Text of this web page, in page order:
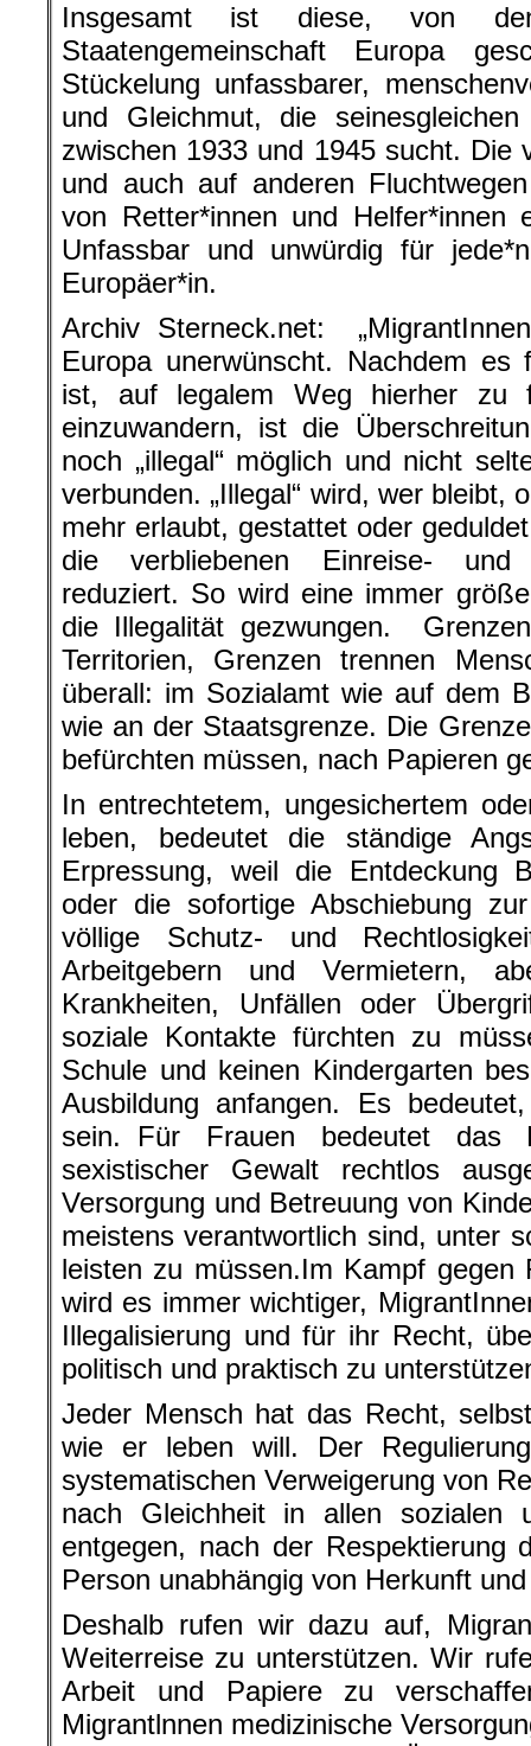
Insgesamt ist diese, von
Staatengemeinschaft Europa
Stückelung unfassbarer,
und Gleichmut, die
zwischen 1933 und 1945 sucht. Die
und auch auf anderen
von Retter*innen und Helfer*innen
Unfassbar und unwürdig für
Europäer*in.
Archiv Sterneck.net:
Europa unerwünscht. Nachdem es
ist, auf legalem Weg hierher zu
einzuwandern, ist die
noch „illegal“ möglich und nicht
verbunden. „Illegal“ wird, wer bleibt,
mehr erlaubt, gestattet oder
die verbliebenen Einreise- und
reduziert. So wird eine immer
die Illegalität gezwungen.
Territorien, Grenzen trennen
überall: im Sozialamt wie auf dem
wie an der Staatsgrenze. Die
befürchten müssen, nach Papieren
In entrechtetem, ungesichertem
leben, bedeutet die ständige
Erpressung, weil die Entdeckung
oder die sofortige Abschiebung
völlige Schutz- und
Arbeitgebern und Vermietern,
Krankheiten, Unfällen oder
soziale Kontakte fürchten zu
Schule und keinen Kindergarten
Ausbildung anfangen. Es
sein. Für Frauen bedeutet das
sexistischer Gewalt rechtlos
Versorgung und Betreuung von
meistens verantwortlich sind, unter
leisten zu müssen.Im Kampf gegen
wird es immer wichtiger,
Illegalisierung und für ihr Recht,
politisch und praktisch zu
Jeder Mensch hat das Recht,
wie er leben will. Der
systematischen Verweigerung von
nach Gleichheit in allen sozialen
entgegen, nach der Respektierung
Person unabhängig von Herkunft
Deshalb rufen wir dazu auf,
Weiterreise zu unterstützen. Wir
Arbeit und Papiere zu
Migrantlnnen medizinische